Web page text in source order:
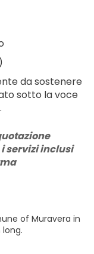
da sostenere
sotto la voce
servizi inclusi
of Muravera in
long.